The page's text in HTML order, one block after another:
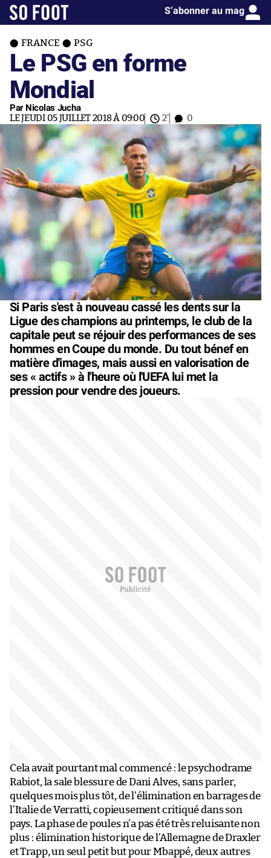
S’abonner au mag
FRANCE PSG
Le PSG en forme
Mondial
Par Nicolas Jucha
LE JEUDI 05 JUILLET 2018 À 09:00 2' 0
Si Paris s'est à nouveau cassé les dents sur la
Ligue des champions au printemps, le club de la
capitale peut se réjouir des performances de ses
hommes en Coupe du monde. Du tout bénef en
matière d'images, mais aussi en valorisation de
ses « actifs » à l'heure où l'UEFA lui met la
pression pour vendre des joueurs.
Cela avait pourtant mal commencé : le psychodrame
Rabiot, la sale blessure de Dani Alves, sans parler,
quelques mois plus tôt, de l’élimination en barrages de
l’Italie de Verratti, copieusement critiqué dans son
pays. La phase de poules n’a pas été très reluisante non
plus : élimination historique de l’Allemagne de Draxler
et Trapp, un seul petit but pour Mbappé, deux autres